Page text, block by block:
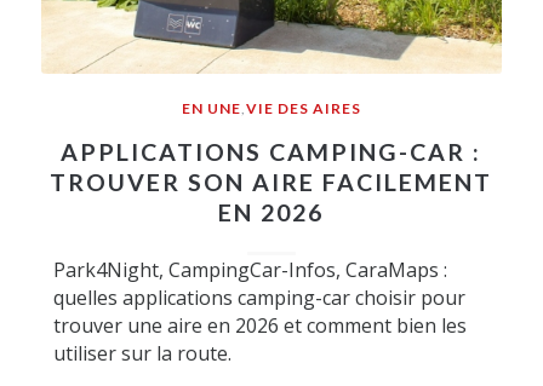
EN UNE VIE DES AIRES
APPLICATIONS CAMPING-CAR :
TROUVER SON AIRE FACILEMENT
EN 2026
Park4Night, CampingCar-Infos, CaraMaps :
quelles applications camping-car choisir pour
trouver une aire en 2026 et comment bien les
utiliser sur la route.